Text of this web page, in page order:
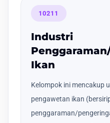
10211
Industri
Ikan
Kelompok ini mencakup
pengawetan ikan
penggaraman/